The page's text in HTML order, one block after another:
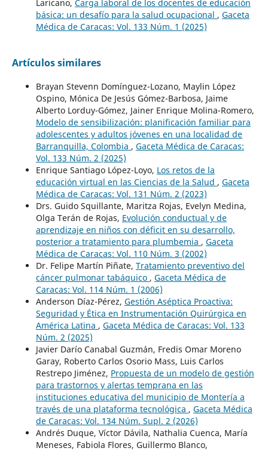
Laricano, Carga laboral de los docentes de educación
básica: un desafío para la salud ocupacional , Gaceta
Médica de Caracas: Vol. 133 Núm. 1 (2025)
Artículos similares
Brayan Stevenn Domínguez-Lozano, Maylin López
Ospino, Mónica De Jesús Gómez-Barbosa, Jaime
Alberto Lorduy-Gómez, Jainer Enrique Molina-Romero,
Modelo de sensibilización: planificación familiar para
adolescentes y adultos jóvenes en una localidad de
Barranquilla, Colombia , Gaceta Médica de Caracas:
Vol. 133 Núm. 2 (2025)
Enrique Santiago López-Loyo, Los retos de la
educación virtual en las Ciencias de la Salud , Gaceta
Médica de Caracas: Vol. 131 Núm. 2 (2023)
Drs. Guido Squillante, Maritza Rojas, Evelyn Medina,
Olga Terán de Rojas, Evolución conductual y de
aprendizaje en niños con déficit en su desarrollo,
posterior a tratamiento para plumbemia , Gaceta
Médica de Caracas: Vol. 110 Núm. 3 (2002)
Dr. Felipe Martín Piñate, Tratamiento preventivo del
cáncer pulmonar tabáquico , Gaceta Médica de
Caracas: Vol. 114 Núm. 1 (2006)
Anderson Díaz-Pérez, Gestión Aséptica Proactiva:
Seguridad y Ética en Instrumentación Quirúrgica en
América Latina , Gaceta Médica de Caracas: Vol. 133
Núm. 2 (2025)
Javier Darío Canabal Guzmán, Fredis Omar Moreno
Garay, Roberto Carlos Osorio Mass, Luis Carlos
Restrepo Jiménez, Propuesta de un modelo de gestión
para trastornos y alertas temprana en las
instituciones educativa del municipio de Montería a
través de una plataforma tecnológica , Gaceta Médica
de Caracas: Vol. 134 Núm. Supl. 2 (2026)
Andrés Duque, Víctor Dávila, Nathalia Cuenca, María
Meneses, Fabiola Flores, Guillermo Blanco,